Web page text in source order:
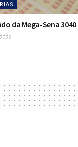
da Mega-Sena 3040